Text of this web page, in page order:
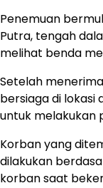
Penemuan
Putra, tengah
melihat benda
Setelah
bersiaga di lokasi
untuk melakukan
Korban yang
dilakukan
korban saat